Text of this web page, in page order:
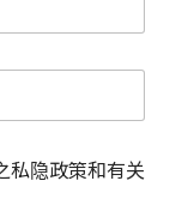
私隐政策和有关